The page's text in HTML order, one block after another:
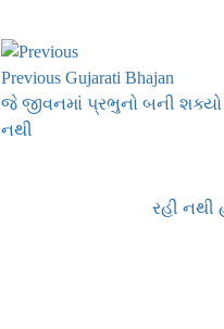
Previous Gujarati Bhajan
જે જીવનમાં પ્રભુનો બની શક્યો
નથી
રહી નથી